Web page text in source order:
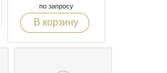
по запросу
В корзину